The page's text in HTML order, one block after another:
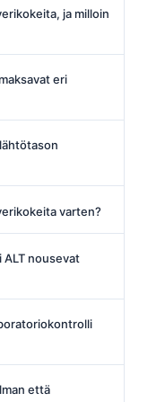
ja milloin
eri
varten?
nousevat
että